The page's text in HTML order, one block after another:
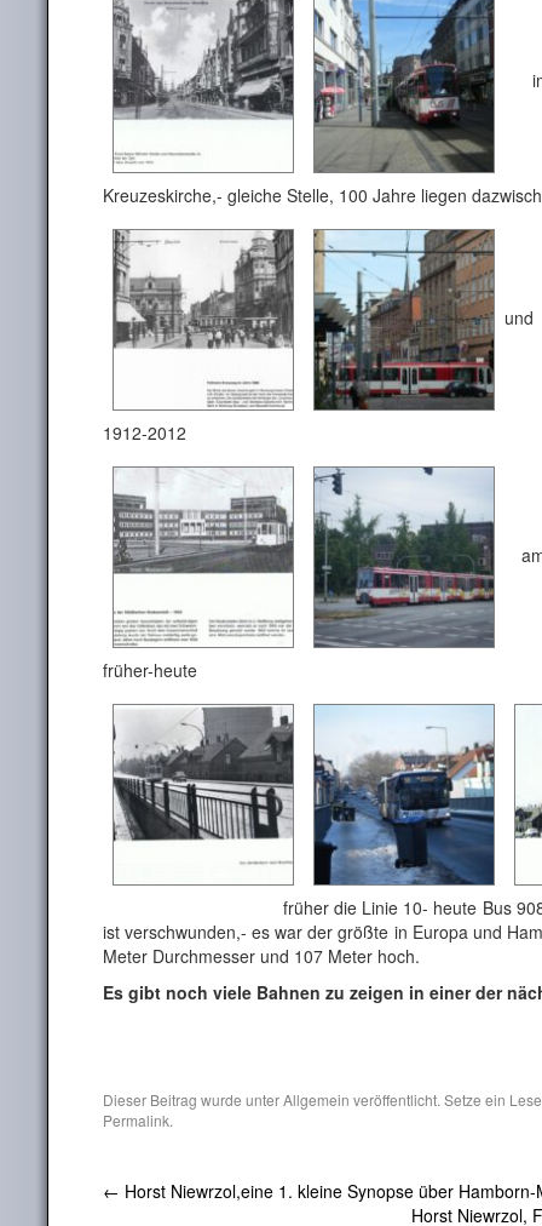
Kreuzeskirche,- gleiche Stelle, 100 Jahre liegen
und
1912-2012
früher-heute
früher die Linie 10- heute Bus 908-der
ist verschwunden,- es war der größte in Europa und
Meter Durchmesser und 107 Meter hoch.
Es gibt noch viele Bahnen zu zeigen in einer der
Dieser Beitrag wurde unterAllgemein veröffentlicht. Setze ein
Permalink.
← Horst Niewrzol,eine 1. kleine Synopse über Hamborn-
Horst Niewrzol,